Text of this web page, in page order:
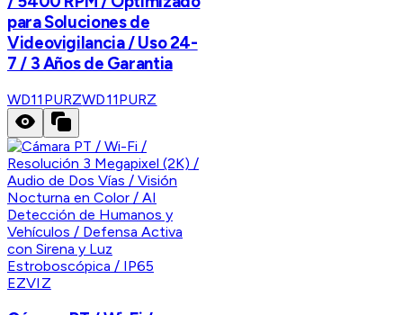
para Soluciones de
Videovigilancia / Uso 24-
7 / 3 Años de Garantia
WD11PURZWD11PURZ
EZVIZ